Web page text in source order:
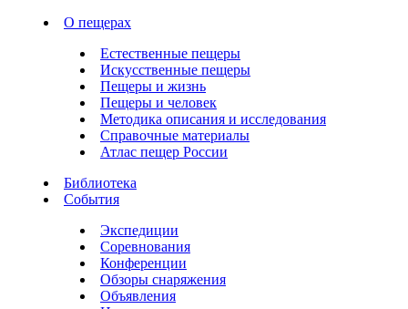
О пещерах
Естественные пещеры
Искусственные пещеры
Пещеры и жизнь
Пещеры и человек
Методика описания и исследования
Справочные материалы
Атлас пещер России
Библиотека
События
Экспедиции
Соревнования
Конференции
Обзоры снаряжения
Объявления